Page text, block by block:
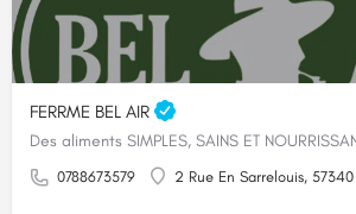
FERRME BEL AIR
Des aliments SIMPLES, SAINS ET
0788673579 2 Rue En Sarrelouis,